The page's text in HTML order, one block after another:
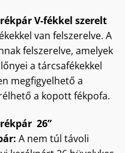
V-fékkel szerelt
van felszerelve. A
felszerelve, amelyek
a tárcsafékekkel
megfigyelhető a
a kopott fékpofa.
26”
A nem túl távoli